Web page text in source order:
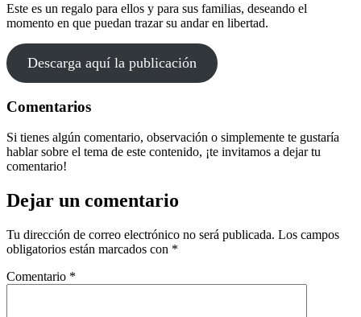
Este es un regalo para ellos y para sus familias, deseando el
momento en que puedan trazar su andar en libertad.
Descarga aquí la publicación
Comentarios
Si tienes algún comentario, observación o simplemente te gustaría
hablar sobre el tema de este contenido, ¡te invitamos a dejar tu
comentario!
Dejar un comentario
Tu dirección de correo electrónico no será publicada. Los campos
obligatorios están marcados con *
Comentario *